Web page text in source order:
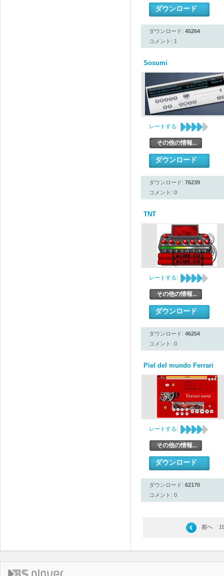
ダウンロード
ダウンロード: 45264
コメント: 1
Sosumi
レートする:
その他の情報...
ダウンロード
ダウンロード: 76239
コメント: 0
TNT
レートする:
その他の情報...
ダウンロード
ダウンロード: 46254
コメント: 0
Piel del mundo Ferrari
レートする:
その他の情報...
ダウンロード
ダウンロード: 62170
コメント: 0
前へ